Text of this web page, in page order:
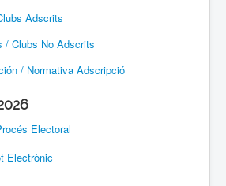
Adscrits
/ Clubs No Adscrits
/ Normativa Adscripció
Electoral
Electrònic